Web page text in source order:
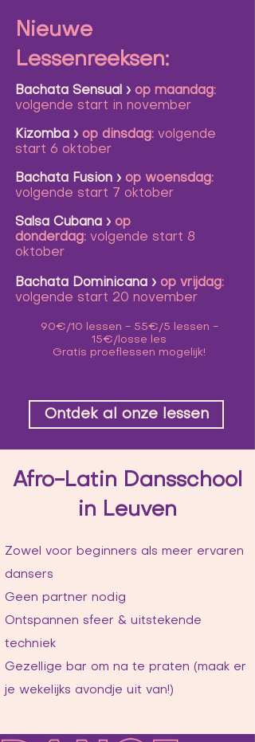
Nieuwe
Lessenreeksen:
Bachata Sensual › op maandag:
volgende start in november
Kizomba › op dinsdag: volgende
start 6 oktober
Bachata Fusion › op woensdag:
volgende start 7 oktober
Salsa Cubana › op
donderdag: volgende start 8
oktober
Bachata Dominicana › op vrijdag:
volgende start 20 november
90€/10 lessen - 55€/5 lessen -
15€/losse les​​
Gratis proeflessen mogelijk!
Ontdek al onze lessen
Afro-Latin Dansschool
in Leuven
Zowel voor beginners als meer ervaren
dansers
Geen partner nodig
Ontspannen sfeer & uitstekende
techniek
Gezellige bar om na te praten (maak er
je wekelijks avondje uit van!)